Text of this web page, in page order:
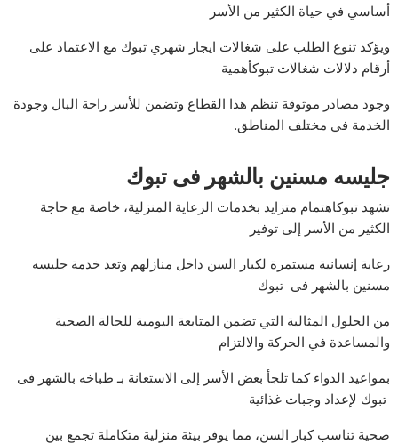
أساسي في حياة الكثير من الأسر
ويؤكد تنوع الطلب على شغالات ايجار شهري تبوك مع الاعتماد على
أرقام دلالات شغالات تبوكأهمية
وجود مصادر موثوقة تنظم هذا القطاع وتضمن للأسر راحة البال وجودة
الخدمة في مختلف المناطق.
جليسه مسنين بالشهر فى تبوك
تشهد تبوكاهتمام متزايد بخدمات الرعاية المنزلية، خاصة مع حاجة
الكثير من الأسر إلى توفير
رعاية إنسانية مستمرة لكبار السن داخل منازلهم وتعد خدمة جليسه
مسنين بالشهر فى تبوك
من الحلول المثالية التي تضمن المتابعة اليومية للحالة الصحية
والمساعدة في الحركة والالتزام
بمواعيد الدواء كما تلجأ بعض الأسر إلى الاستعانة بـ طباخه بالشهر فى
تبوك لإعداد وجبات غذائية
صحية تناسب كبار السن، مما يوفر بيئة منزلية متكاملة تجمع بين